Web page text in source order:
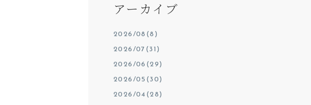
アーカイブ
2026/08(8)
2026/07(31)
2026/06(29)
2026/05(30)
2026/04(28)